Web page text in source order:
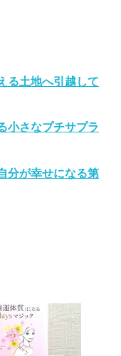
る土地へ引越して
小さなプチサプラ
分が幸せになる第